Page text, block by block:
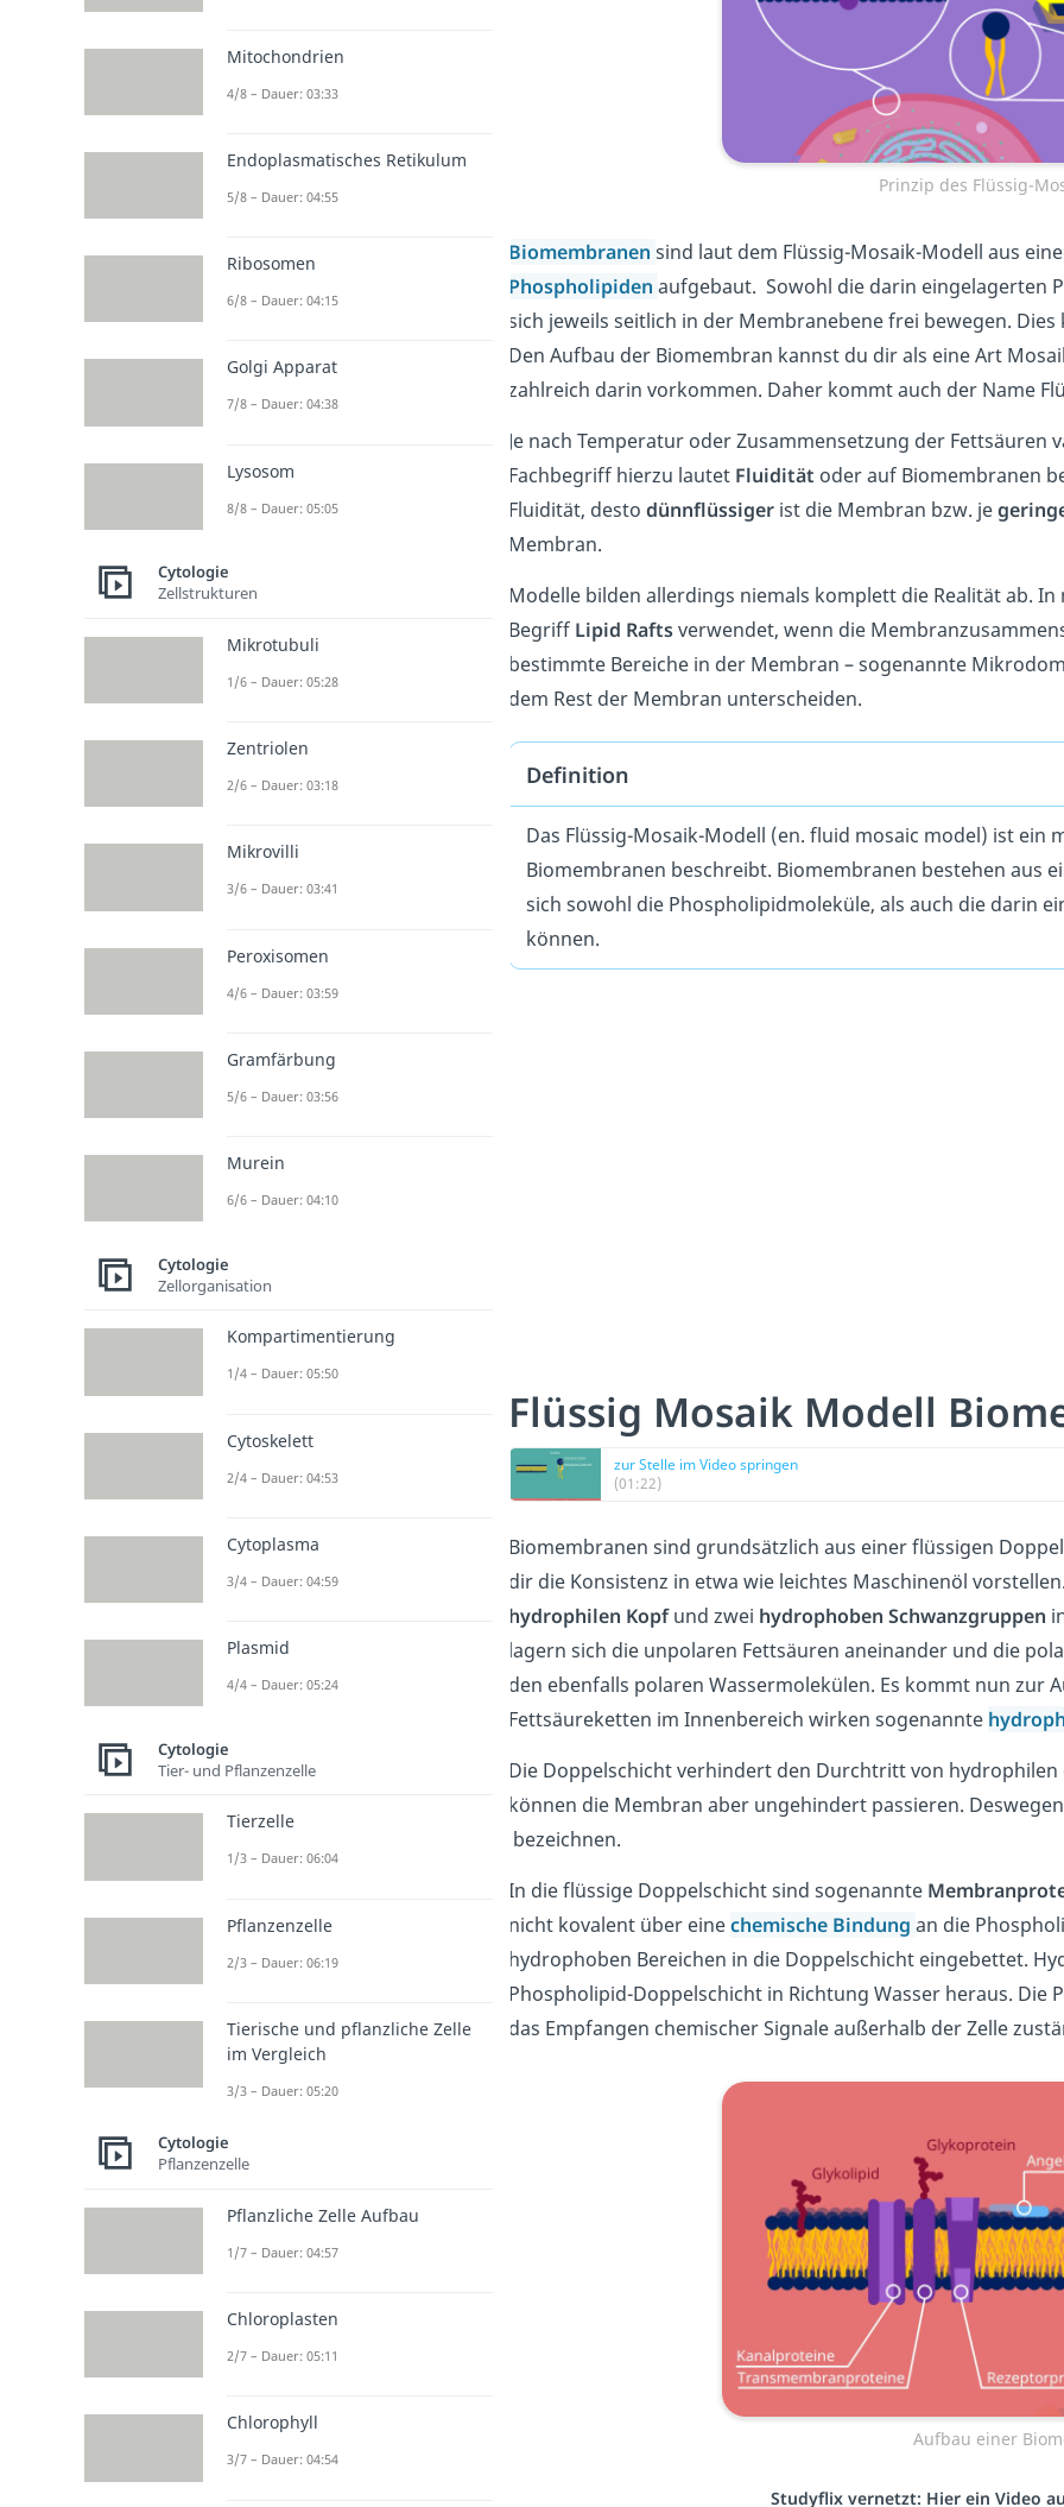
Prinzip des Flüssig-
Biomembranen sind laut dem Flüssig-Mosaik-Modell aus
Phospholipiden aufgebaut. Sowohl die darin eingelagerten
sich jeweils seitlich in der Membranebene frei bewegen.
Den Aufbau der Biomembran kannst du dir als eine Art
zahlreich darin vorkommen. Daher kommt auch der Name
Je nach Temperatur oder Zusammensetzung der
Fachbegriff hierzu lautet Fluidität oder auf Biomembranen
Fluidität, desto dünnflüssiger ist die Membran bzw. je
Membran.
Modelle bilden allerdings niemals komplett die Realität ab.
Begriff Lipid Raftsverwendet, wenn die
bestimmte Bereiche in der Membran – sogenannte
dem Rest der Membran unterscheiden.
Definition
Das Flüssig-Mosaik-Modell (en. fluid mosaic model) ist ein
Biomembranen beschreibt. Biomembranen bestehen aus
sich sowohl die Phospholipidmoleküle, als auch die darin
können.
Flüssig Mosaik Modell
zur Stelle im Video springen
(01:22)
Biomembranen sind grundsätzlich aus einer flüssigen
dir die Konsistenz in etwa wie leichtes Maschinenöl
hydrophilen Kopfund zwei hydrophoben Schwanzgruppen
lagern sich die unpolaren Fettsäuren aneinander und die
den ebenfalls polaren Wassermolekülen. Es kommt nun zur
Fettsäureketten im Innenbereich wirken sogenannte
Die Doppelschicht verhindert den Durchtritt von
können die Membran aber ungehindert passieren.
bezeichnen.
In die flüssige Doppelschicht sind sogenannte
nicht kovalent über einechemische Bindung an die
hydrophoben Bereichen in die Doppelschicht eingebettet.
Phospholipid-Doppelschicht in Richtung Wasser heraus.
das Empfangen chemischer Signale außerhalb der Zelle
Aufbau einer
Studyflix vernetzt: Hier ein Video
Mitochondrien
4/8 – Dauer: 03:33
Endoplasmatisches Retikulum
5/8 – Dauer: 04:55
Ribosomen
6/8 – Dauer: 04:15
Golgi Apparat
7/8 – Dauer: 04:38
Lysosom
8/8 – Dauer: 05:05
Cytologie
Zellstrukturen
Mikrotubuli
1/6 – Dauer: 05:28
Zentriolen
2/6 – Dauer: 03:18
Mikrovilli
3/6 – Dauer: 03:41
Peroxisomen
4/6 – Dauer: 03:59
Gramfärbung
5/6 – Dauer: 03:56
Murein
6/6 – Dauer: 04:10
Cytologie
Zellorganisation
Kompartimentierung
1/4 – Dauer: 05:50
Cytoskelett
2/4 – Dauer: 04:53
Cytoplasma
3/4 – Dauer: 04:59
Plasmid
4/4 – Dauer: 05:24
Cytologie
Tier- und Pflanzenzelle
Tierzelle
1/3 – Dauer: 06:04
Pflanzenzelle
2/3 – Dauer: 06:19
Tierische und pflanzliche Zelle
im Vergleich
3/3 – Dauer: 05:20
Cytologie
Pflanzenzelle
Pflanzliche Zelle Aufbau
1/7 – Dauer: 04:57
Chloroplasten
2/7 – Dauer: 05:11
Chlorophyll
3/7 – Dauer: 04:54